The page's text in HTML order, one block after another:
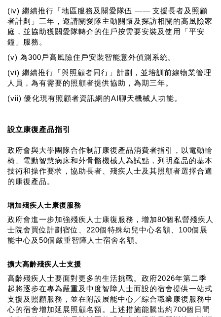
(iv) 繼續推行「地區服務及關愛隊伍 —— 支援長者及照顧
者計劃」三年，邀請關愛隊主動關懷及探訪相關的高風險家
庭，並協助獲關愛隊轉介的住戶按需要安裝及使用「平安
鐘」服務。
(v) 為300戶高風險住戶安裝智能意外偵測系統。
(vi) 繼續推行「與照顧者同行」計劃，並培訓前線物業管理
人員，為有需要的照顧者提供協助，為期三年。
(vii) 優化現有照顧者資訊網的AI聊天機械人功能。
設立康復產品指引
政府會與大學團隊合作制訂康復產品消費者指引，以電動輪
椅、電動智慧病床和外骨骼機械人為試點，列明產品的基本
技術和操作要求，協助長者、殘疾人士及其照顧者選擇合適
的康復產品。
增加殘疾人士康復服務
政府會進一步加強殘疾人士康復服務，增加80個私營殘疾人
士院舍買位計劃宿位、220個特殊幼兒中心名額、100個展
能中心及50個嚴重智障人士宿舍名額。
擴大高齡殘疾人士支援
高齡殘疾人士要面對更多的生活挑戰。政府2026年第二季
起將逐步在專為嚴重及中度智障人士而設的宿舍提供一站式
支援及照顧服務，並在附設展能中心╱綜合職業康復服務中
心的宿舍增加延展照顧名額。上述措施能騰出約700個日間